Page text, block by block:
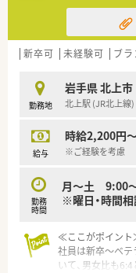
■全社の男女比率
新卒可 未経験可 ブ
勤務地
岩手県 北上市
北上駅 (JR北上線)
給与
時給2,200円
※ご経験を考慮
勤務
時間
月～土 9:00～
※曜日・時間
≪ここがポイン
社員は新卒～ベテ
いて、男女比も